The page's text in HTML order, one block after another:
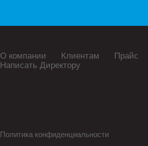
О компании Клиентам Прайс
Написать Директору
Политика конфиденциальности